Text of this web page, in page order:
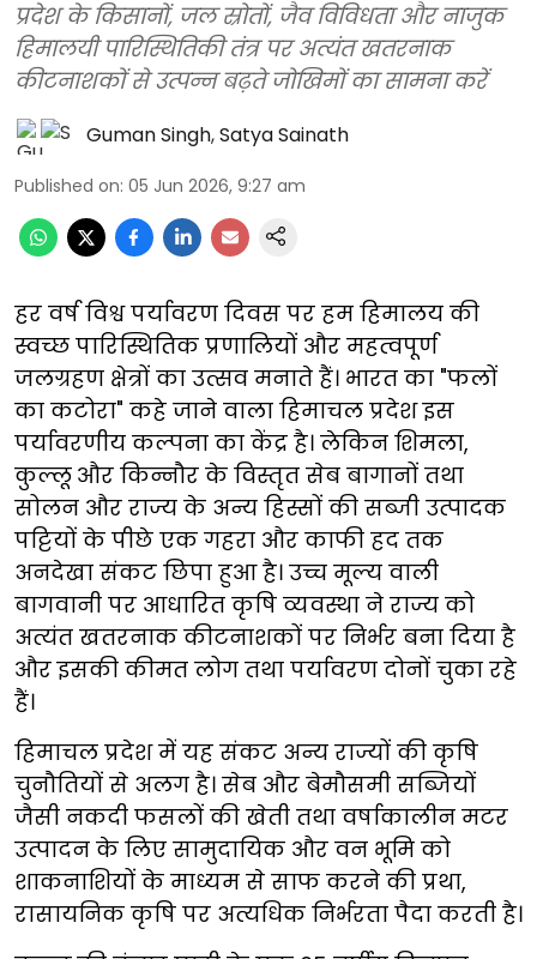
प्रदेश के किसानों, जल स्रोतों, जैव विविधता और नाजुक
हिमालयी पारिस्थितिकी तंत्र पर अत्यंत खतरनाक
कीटनाशकों से उत्पन्न बढ़ते जोखिमों का सामना करें
Guman Singh,Satya Sainath
Published on: 05 Jun 2026, 9:27 am
हर वर्ष विश्व पर्यावरण दिवस पर हम हिमालय की
स्वच्छ पारिस्थितिक प्रणालियों और महत्वपूर्ण
जलग्रहण क्षेत्रों का उत्सव मनाते हैं। भारत का "फलों
का कटोरा" कहे जाने वाला हिमाचल प्रदेश इस
पर्यावरणीय कल्पना का केंद्र है। लेकिन शिमला,
कुल्लू और किन्नौर के विस्तृत सेब बागानों तथा
सोलन और राज्य के अन्य हिस्सों की सब्जी उत्पादक
पट्टियों के पीछे एक गहरा और काफी हद तक
अनदेखा संकट छिपा हुआ है। उच्च मूल्य वाली
बागवानी पर आधारित कृषि व्यवस्था ने राज्य को
अत्यंत खतरनाक कीटनाशकों पर निर्भर बना दिया है
और इसकी कीमत लोग तथा पर्यावरण दोनों चुका रहे
हैं।
हिमाचल प्रदेश में यह संकट अन्य राज्यों की कृषि
चुनौतियों से अलग है। सेब और बेमौसमी सब्जियों
जैसी नकदी फसलों की खेती तथा वर्षाकालीन मटर
उत्पादन के लिए सामुदायिक और वन भूमि को
शाकनाशियों के माध्यम से साफ करने की प्रथा,
रासायनिक कृषि पर अत्यधिक निर्भरता पैदा करती है।